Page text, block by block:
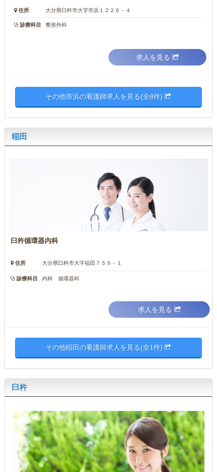
住所 大分県臼杵市大字市浜１２２６－４
診療科目 整形外科
求人を見る
その他市浜の看護師求人を見る(全8件)
稲田
臼杵循環器内科
住所 大分県臼杵市大字稲田７５９－１
診療科目 内科 循環器科
求人を見る
その他稲田の看護師求人を見る(全1件)
臼杵